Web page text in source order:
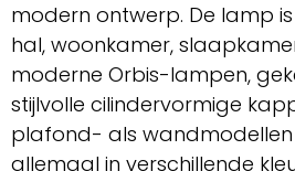
modern ontwerp. De lamp
hal, woonkamer,
moderne Orbis-lampen,
stijlvolle cilindervormige
plafond- als wandmodellen
allemaal in verschillende